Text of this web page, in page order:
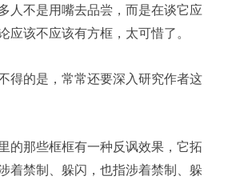
人不是用嘴去品尝，而是在谈它应
应该不应该有方框，太可惜了。
得的是，常常还要深入研究作者这
的那些框框有一种反讽效果，它拓
着禁制、躲闪，也指涉着禁制、躲